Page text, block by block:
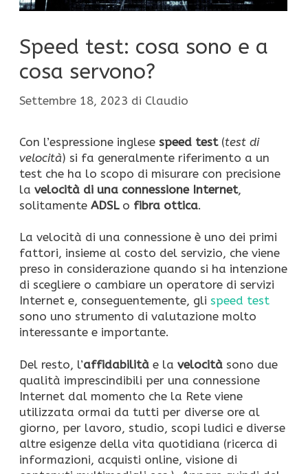
Speed test: cosa sono e a
cosa servono?
Settembre 18, 2023 di Claudio
Con l’espressione inglese speed test(test di
velocità) si fa generalmente riferimento a un
test che ha lo scopo di misurare con precisione
la velocità di una connessione Internet,
solitamente ADSLo fibra ottica.
La velocità di una connessione è uno dei primi
fattori, insieme al costo del servizio, che viene
preso in considerazione quando si ha intenzione
di scegliere o cambiare un operatore di servizi
Internet e, conseguentemente, gli speed test
sono uno strumento di valutazione molto
interessante e importante.
Del resto, l’affidabilità e la velocità sono due
qualità imprescindibili per una connessione
Internet dal momento che la Rete viene
utilizzata ormai da tutti per diverse ore al
giorno, per lavoro, studio, scopi ludici e diverse
altre esigenze della vita quotidiana (ricerca di
informazioni, acquisti online, visione di